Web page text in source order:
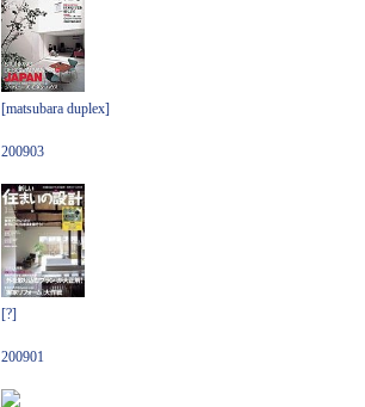
[matsubara duplex]
200903
[?]
200901